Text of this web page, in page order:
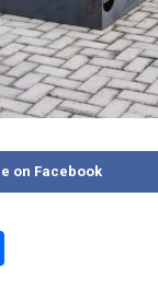
on Facebook